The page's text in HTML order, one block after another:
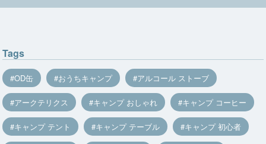
Tags
OD缶 おうちキャンプ アルコール ストーブ
アークテリクス キャンプ おしゃれ キャンプ コーヒー
キャンプ テント キャンプ テーブル キャンプ 初心者